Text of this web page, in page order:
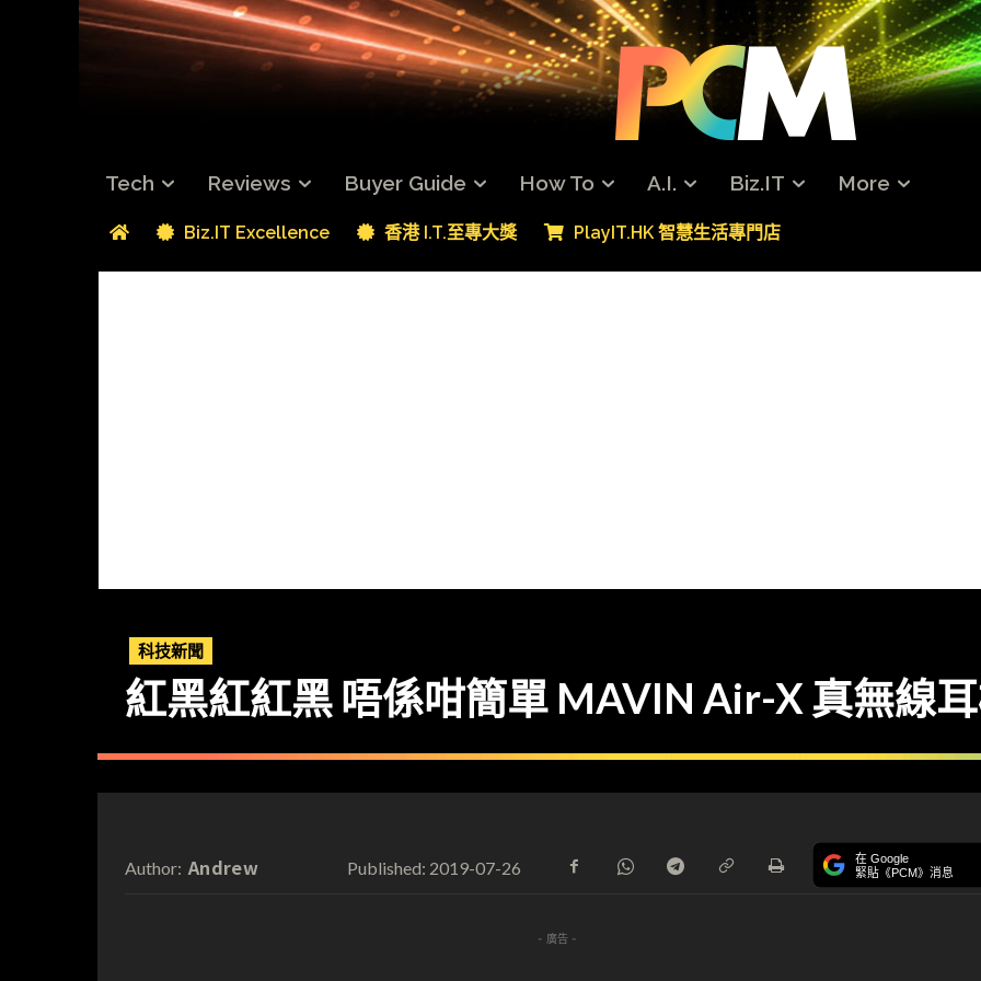
Tech Reviews Buyer Guide How To A.I. Biz.IT More
Biz.IT Excellence 香港 I.T.至專大獎 PlayIT.HK 智慧生活專門店
科技新聞
紅黑紅紅黑 唔係咁簡單 MAVIN Air-X 真無線
Author: Andrew Published: 2019-07-26 在 Google
緊貼《PCM》消息
- 廣告 -